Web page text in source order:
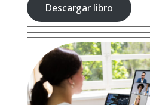
Descargar libro